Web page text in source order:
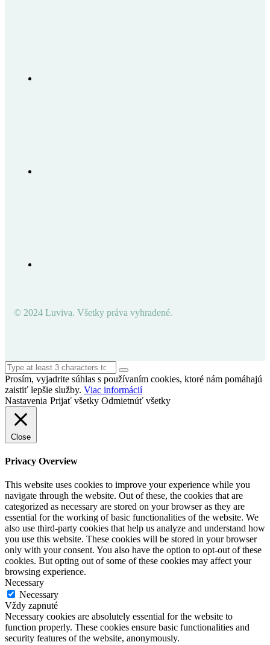
© 2024 Luviva. Všetky práva vyhradené.
Prosím, vyjadrite súhlas s používaním cookies, ktoré nám pomáhajú
zaistiť lepšie služby. Viac informácií
Nastavenia Prijať všetky Odmietnúť všetky
Close
Privacy Overview
This website uses cookies to improve your experience while you
navigate through the website. Out of these, the cookies that are
categorized as necessary are stored on your browser as they are
essential for the working of basic functionalities of the website. We
also use third-party cookies that help us analyze and understand how
you use this website. These cookies will be stored in your browser
only with your consent. You also have the option to opt-out of these
cookies. But opting out of some of these cookies may affect your
browsing experience.
Necessary
Necessary
Vždy zapnuté
Necessary cookies are absolutely essential for the website to
function properly. These cookies ensure basic functionalities and
security features of the website, anonymously.